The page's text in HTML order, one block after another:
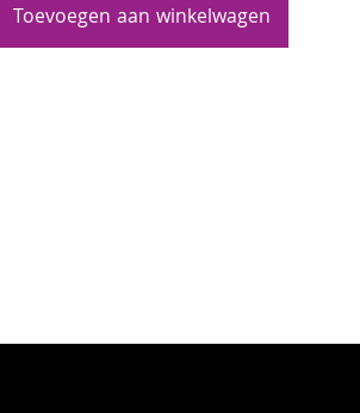
Toevoegen aan winkelwagen